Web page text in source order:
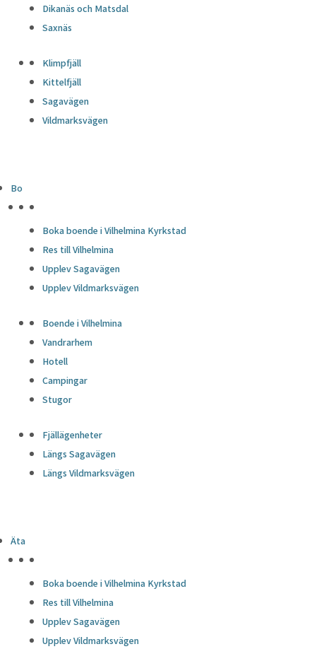
Dikanäs och Matsdal
Saxnäs
Klimpfjäll
Kittelfjäll
Sagavägen
Vildmarksvägen
Bo
Boka boende i Vilhelmina Kyrkstad
Res till Vilhelmina
Upplev Sagavägen
Upplev Vildmarksvägen
Boende i Vilhelmina
Vandrarhem
Hotell
Campingar
Stugor
Fjällägenheter
Längs Sagavägen
Längs Vildmarksvägen
Äta
Boka boende i Vilhelmina Kyrkstad
Res till Vilhelmina
Upplev Sagavägen
Upplev Vildmarksvägen